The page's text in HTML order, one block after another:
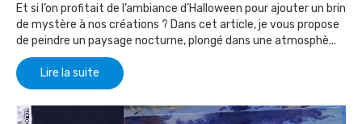
Et si l’on profitait de l’ambiance d’Halloween pour ajouter un brin
de mystère à nos créations ? Dans cet article, je vous propose
de peindre un paysage nocturne, plongé dans une atmosphè...
Lire la suite